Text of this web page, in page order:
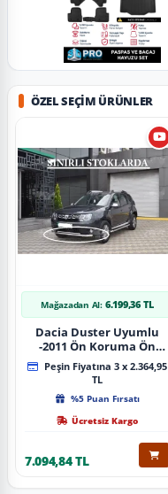
ÖZEL SEÇIM ÜRÜNLER
Mağazadan Al: 6.199,36 TL
Dacia Duster Uyumlu
-2011 Ön Koruma Ön
Tekli Koruma
Peşin Fiyatına 3 x 2.364,95
TL
%5 Puan Fırsatı
Ücretsiz Kargo
7.094,84 TL